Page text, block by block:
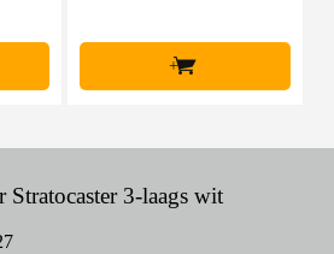
+
Stratocaster 3-laags wit